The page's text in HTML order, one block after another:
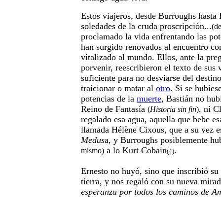
Estos viajeros, desde Burroughs hasta
soledades de la cruda proscripción...
proclamado la vida enfrentando las
han surgido renovados al encuentro
vitalizado al mundo. Ellos, ante la
porvenir, reescribieron el texto de sus
suficiente para no desviarse del
traicionar o matar al otro. Si se
potencias de la muerte, Bastián no
Reino de Fantasía (Historia sin fin), ni
regalado esa agua, aquella que bebe
llamada Hélène Cixous, que a su vez
Medusa, y Burroughs posiblemente
mismo) a lo Kurt Cobain(4).
Ernesto no huyó, sino que inscribió
tierra, y nos regaló con su nueva
esperanza por todos los caminos de